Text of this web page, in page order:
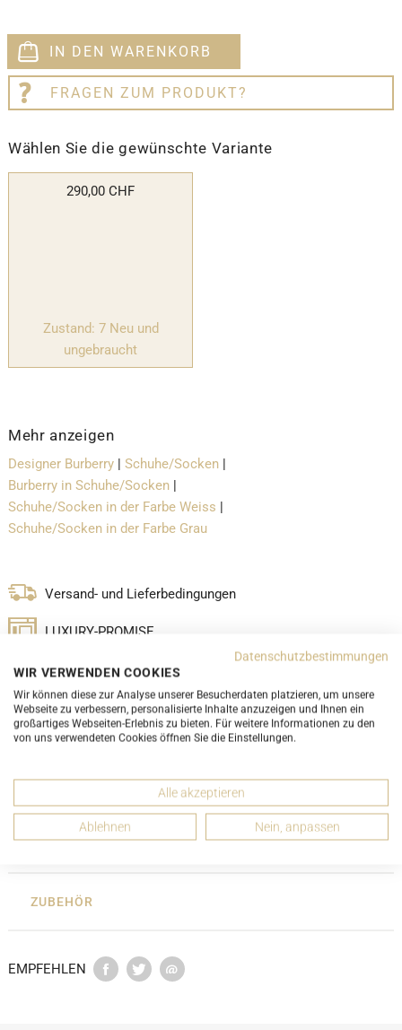
IN DEN WARENKORB
FRAGEN ZUM PRODUKT?
Wählen Sie die gewünschte Variante
290,00 CHF
Zustand: 7 Neu und
ungebraucht
Mehr anzeigen
Designer Burberry | Schuhe/Socken |
Burberry in Schuhe/Socken |
Schuhe/Socken in der Farbe Weiss |
Schuhe/Socken in der Farbe Grau
Versand- und Lieferbedingungen
LUXURY-PROMISE
DETAILS
ZUSTANDSBESCHREIBUNG
ZUBEHÖR
EMPFEHLEN
Datenschutzbestimmungen
WIR VERWENDEN COOKIES
Wir können diese zur Analyse unserer Besucherdaten platzieren, um unsere
Webseite zu verbessern, personalisierte Inhalte anzuzeigen und Ihnen ein
großartiges Webseiten-Erlebnis zu bieten. Für weitere Informationen zu den
von uns verwendeten Cookies öffnen Sie die Einstellungen.
Alle akzeptieren
Ablehnen Nein, anpassen